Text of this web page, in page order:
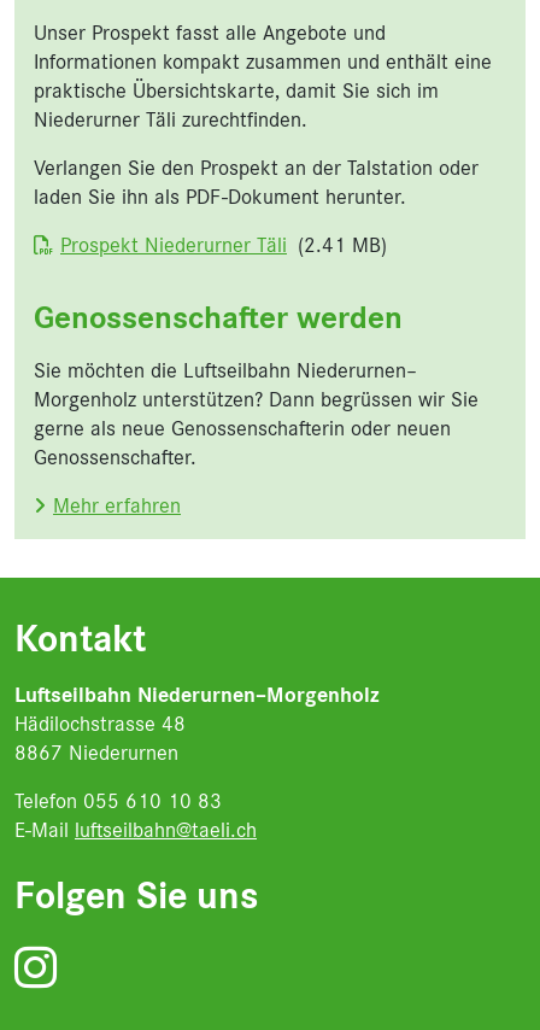
Unser Prospekt fasst alle Angebote und
Informationen kompakt zusammen und enthält eine
praktische Übersichtskarte, damit Sie sich im
Niederurner Täli zurechtfinden.
Verlangen Sie den Prospekt an der Talstation oder
laden Sie ihn als PDF-Dokument herunter.
Dokument
Prospekt Niederurner Täli (2.41 MB)
Genossenschafter werden
Sie möchten die Luftseilbahn Niederurnen–
Morgenholz unterstützen? Dann begrüssen wir Sie
gerne als neue Genossenschafterin oder neuen
Genossenschafter.
Mehr erfahren
Kontakt
Luftseilbahn Niederurnen–Morgenholz
Hädilochstrasse 48
8867 Niederurnen
Telefon 055 610 10 83
E-Mail luftseilbahn@taeli.ch
Folgen Sie uns